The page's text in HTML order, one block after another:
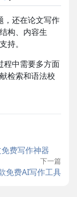
，还在论文写作
构、内容生
持。
程中需要多方面
检索和语法校
费写作神器
下一篇
免费AI写作工具